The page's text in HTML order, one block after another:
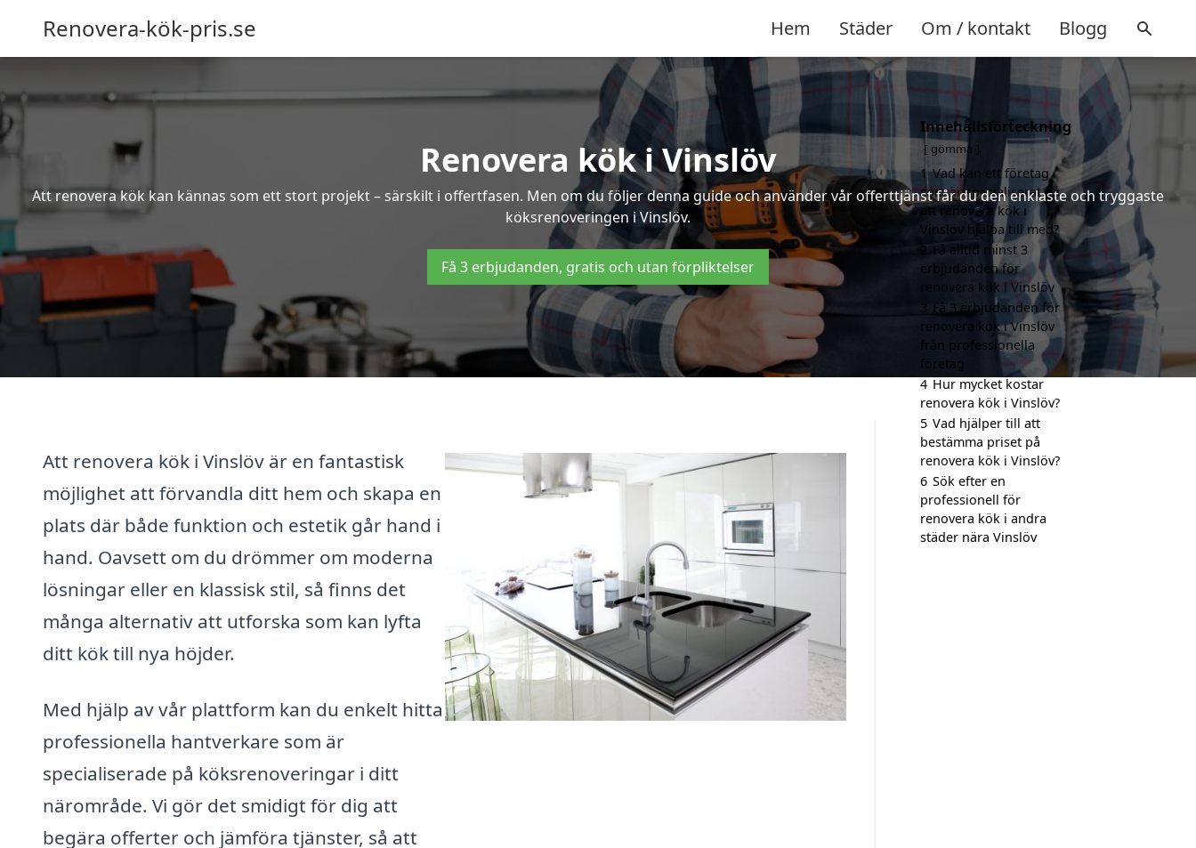
Renovera-kök-pris.se Hem Städer Om / kontakt Blogg
Renovera kök i Vinslöv
Att renovera kök kan kännas som ett stort projekt – särskilt i offertfasen. Men om du följer denna guide och använder vår offerttjänst får du den enklaste och tryggaste
köksrenoveringen i Vinslöv.
Få 3 erbjudanden, gratis och utan förpliktelser
Att renovera kök i Vinslöv är en fantastisk
möjlighet att förvandla ditt hem och skapa en
plats där både funktion och estetik går hand i
hand. Oavsett om du drömmer om moderna
lösningar eller en klassisk stil, så finns det
många alternativ att utforska som kan lyfta
ditt kök till nya höjder.
Med hjälp av vår plattform kan du enkelt hitta
professionella hantverkare som är
specialiserade på köksrenoveringar i ditt
närområde. Vi gör det smidigt för dig att
begära offerter och jämföra tjänster, så att
Innehållsförteckning
gömma
1 Vad kan ett företag
som är specialiserat på
att renovera kök i
Vinslöv hjälpa till med?
2 Få alltid minst 3
erbjudanden för
renovera kök i Vinslöv
3 Få 3 erbjudanden för
renovera kök i Vinslöv
från professionella
företag
4 Hur mycket kostar
renovera kök i Vinslöv?
5 Vad hjälper till att
bestämma priset på
renovera kök i Vinslöv?
6 Sök efter en
professionell för
renovera kök i andra
städer nära Vinslöv